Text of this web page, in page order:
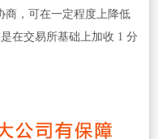
，可在一定程度上降低
在交易所基础上加收 1 分